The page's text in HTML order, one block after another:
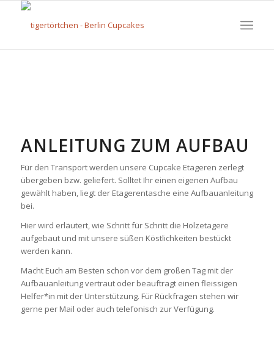
ANLEITUNG ZUM AUFBAU
Für den Transport werden unsere Cupcake Etageren zerlegt
übergeben bzw. geliefert. Solltet Ihr einen eigenen Aufbau
gewählt haben, liegt der Etagerentasche eine Aufbauanleitung
bei.
Hier wird erläutert, wie Schritt für Schritt die Holzetagere
aufgebaut und mit unsere süßen Köstlichkeiten bestückt
werden kann.
Macht Euch am Besten schon vor dem großen Tag mit der
Aufbauanleitung vertraut oder beauftragt einen fleissigen
Helfer*in mit der Unterstützung. Für Rückfragen stehen wir
gerne per Mail oder auch telefonisch zur Verfügung.